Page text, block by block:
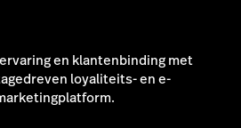
en klantenbinding met
loyaliteits- en e-